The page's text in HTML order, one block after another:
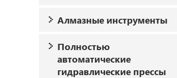
Алмазные инструменты
Полностью
автоматические
гидравлические прессы